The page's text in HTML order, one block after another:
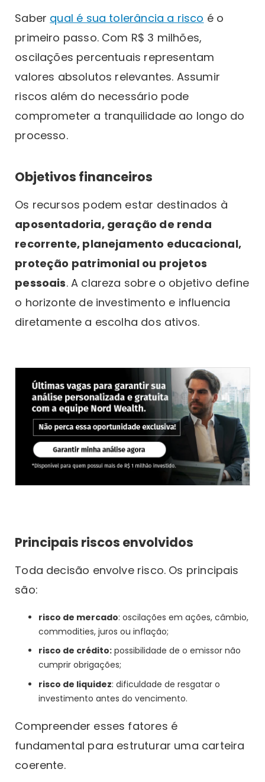
Saber qual é sua tolerância a risco é o
primeiro passo. Com R$ 3 milhões,
oscilações percentuais representam
valores absolutos relevantes. Assumir
riscos além do necessário pode
comprometer a tranquilidade ao longo do
processo.
Objetivos financeiros
Os recursos podem estar destinados à
aposentadoria, geração de renda
recorrente, planejamento educacional,
proteção patrimonial ou projetos
pessoais. A clareza sobre o objetivo define
o horizonte de investimento e influencia
diretamente a escolha dos ativos.
Principais riscos envolvidos
Toda decisão envolve risco. Os principais
são:
risco de mercado: oscilações em ações, câmbio,
commodities, juros ou inflação;
risco de crédito: possibilidade de o emissor não
cumprir obrigações;
risco de liquidez: dificuldade de resgatar o
investimento antes do vencimento.
Compreender esses fatores é
fundamental para estruturar uma carteira
coerente.